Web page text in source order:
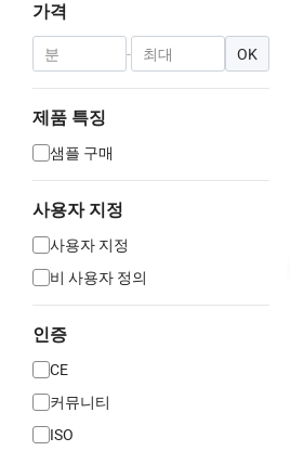
가격
- OK
제품 특징
샘플 구매
사용자 지정
사용자 지정
비 사용자 정의
인증
CE
커뮤니티
ISO